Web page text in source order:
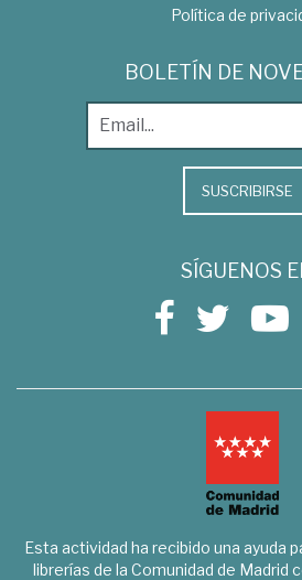
Política de
BOLETÍN DE
SUSCRIBIRSE
SÍGUENOS
Esta actividad ha recibido una ayuda
librerías de la Comunidad de Madrid